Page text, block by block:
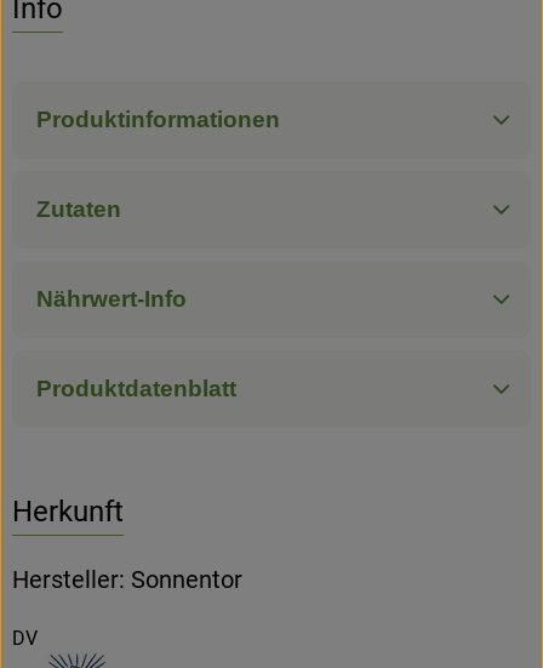
Info
Produktinformationen
Zutaten
Nährwert-Info
Produktdatenblatt
Herkunft
Hersteller: Sonnentor
DV